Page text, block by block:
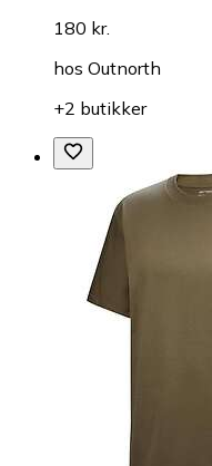
180 kr.
hos Outnorth
+2 butikker